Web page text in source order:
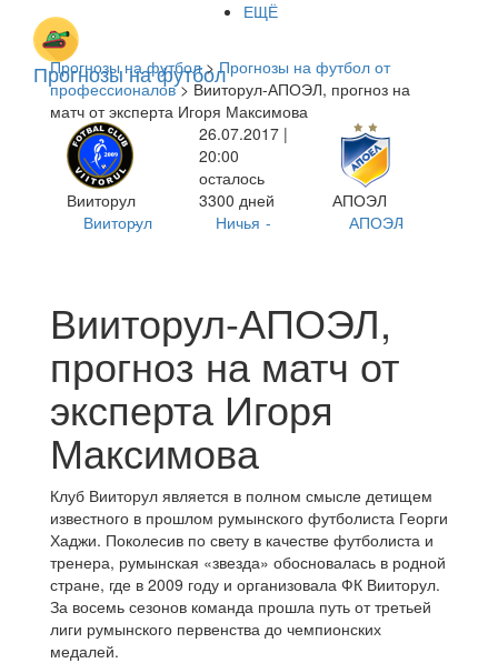
Прогнозы на футбол
ЕЩЁ
Прогнозы на футбол>Прогнозы на футбол от
профессионалов> Вииторул-АПОЭЛ, прогноз на
матч от эксперта Игоря Максимова
Вииторул
26.07.2017 |
20:00
осталось
3300 дней
АПОЭЛ
Вииторул
- Ничья - АПОЭЛ-
Вииторул-АПОЭЛ,
прогноз на матч от
эксперта Игоря
Максимова
Клуб Вииторул является в полном смысле детищем
известного в прошлом румынского футболиста Георги
Хаджи. Поколесив по свету в качестве футболиста и
тренера, румынская «звезда» обосновалась в родной
стране, где в 2009 году и организовала ФК Вииторул.
За восемь сезонов команда прошла путь от третьей
лиги румынского первенства до чемпионских
медалей.